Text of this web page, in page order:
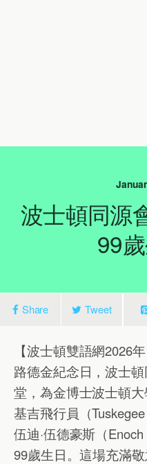
波士頓同源
99
Share Tweet
【波士頓雙語網2026
路德金紀念日，波士
堂，為金博士波士頓
基吉飛行員（
伍迪·伍德豪斯（
99歲生日。這場充滿